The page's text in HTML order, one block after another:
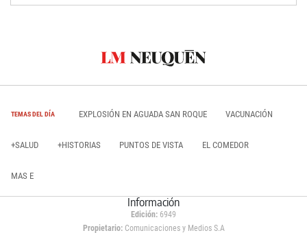
TEMAS DEL DÍA EXPLOSIÓN EN AGUADA SAN ROQUE VACUNACIÓN
+SALUD +HISTORIAS PUNTOS DE VISTA EL COMEDOR
MAS E
Información
Edición: 6949
Propietario:Comunicaciones y Medios S.A